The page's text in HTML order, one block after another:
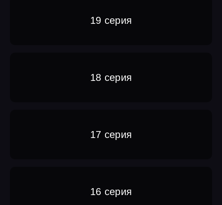
19 серия
18 серия
17 серия
16 серия